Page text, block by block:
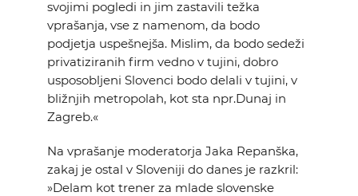
svojimi pogledi in jim zastavili težka
vprašanja, vse z namenom, da bodo
podjetja uspešnejša. Mislim, da bodo sedeži
privatiziranih firm vedno v tujini, dobro
usposobljeni Slovenci bodo delali v tujini, v
bližnjih metropolah, kot sta npr.Dunaj in
Zagreb.«
Na vprašanje moderatorja Jaka Repanška,
zakaj je ostal v Sloveniji do danes je razkril:
»Delam kot trener za mlade slovenske